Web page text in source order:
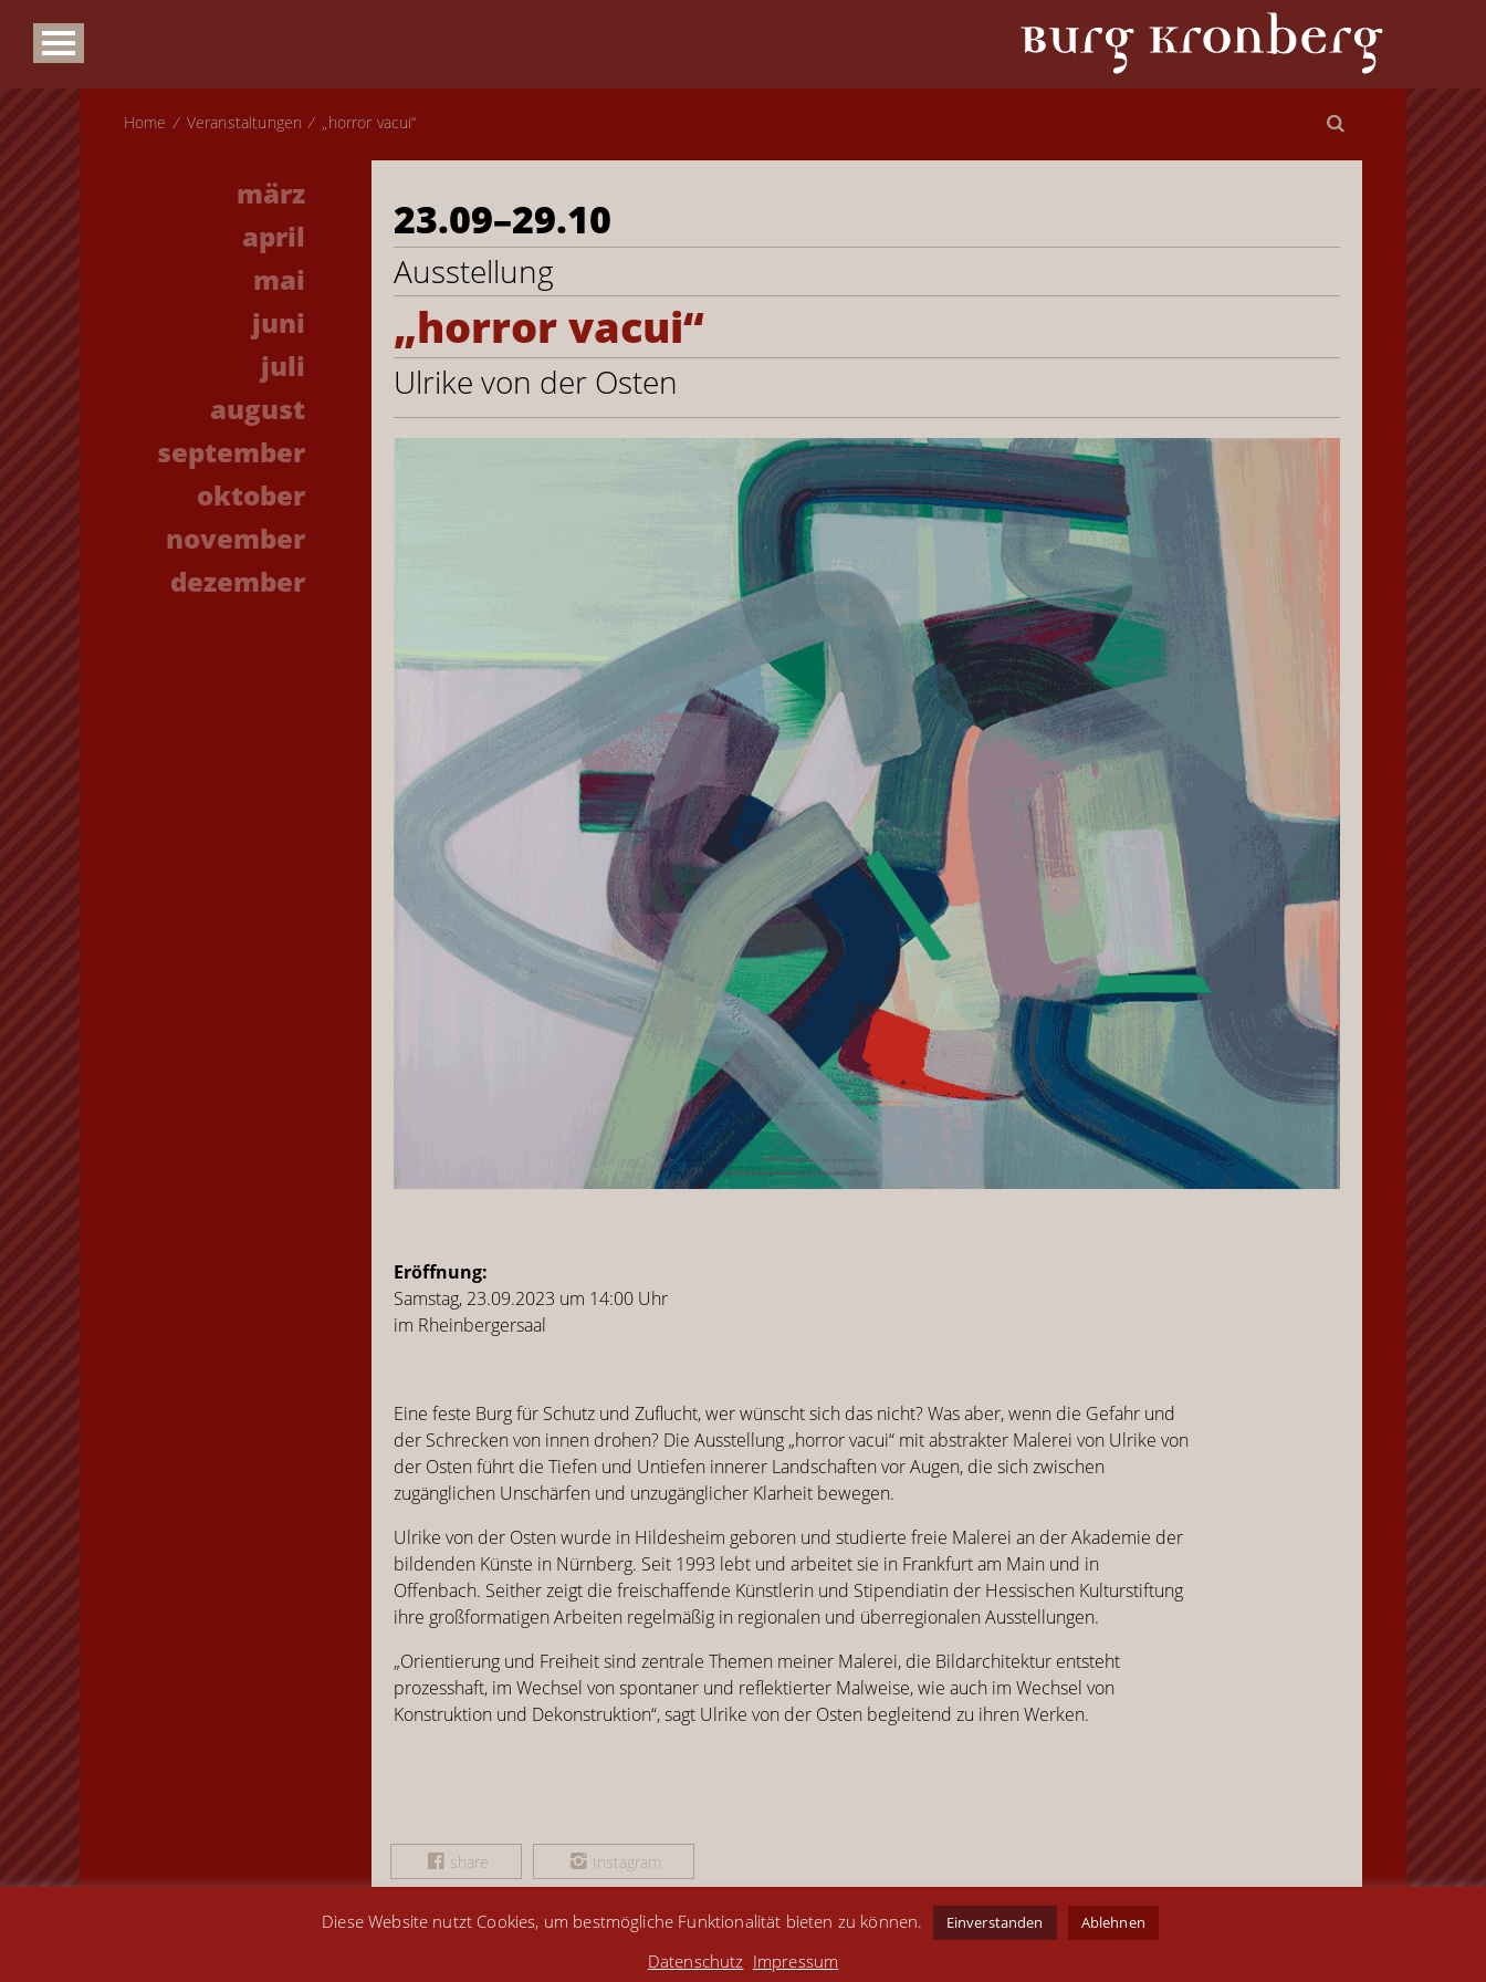
Home Veranstaltungen „horror vacui“
märz
april
mai
juni
juli
august
september
oktober
november
dezember
23.09–​29.10
Ausstellung
„horror vacui“
Ulrike von der Osten
Eröffnung:
Samstag, 23.09.2023 um 14:00 Uhr
im Rheinbergersaal
Eine feste Burg für Schutz und Zuflucht, wer wünscht sich das nicht? Was aber, wenn die Gefahr und
der Schrecken von innen drohen? Die Ausstellung „horror vacui“ mit abstrakter Malerei von Ulrike von
der Osten führt die Tiefen und Untiefen innerer Landschaften vor Augen, die sich zwischen
zugänglichen Unschärfen und unzugänglicher Klarheit bewegen.
Ulrike von der Osten wurde in Hildesheim geboren und studierte freie Malerei an der Akademie der
bildenden Künste in Nürnberg. Seit 1993 lebt und arbeitet sie in Frankfurt am Main und in
Offenbach. Seither zeigt die freischaffende Künstlerin und Stipendiatin der Hessischen Kulturstiftung
ihre großformatigen Arbeiten regelmäßig in regionalen und überregionalen Ausstellungen.
„Orientierung und Freiheit sind zentrale Themen meiner Malerei, die Bildarchitektur entsteht
prozesshaft, im Wechsel von spontaner und reflektierter Malweise, wie auch im Wechsel von
Konstruktion und Dekonstruktion“, sagt Ulrike von der Osten begleitend zu ihren Werken.
share Instagram
Diese Website nutzt Cookies, um bestmögliche Funktionalität bieten zu können. Einverstanden Ablehnen
Datenschutz Impressum